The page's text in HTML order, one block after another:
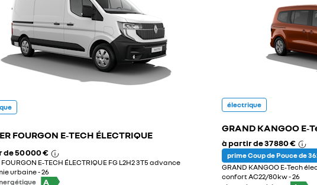
FOURGON E‑TECH ÉLECTRIQUE
de50 000 €
FOURGON E‑TECH ÉLECTRIQUE FG L2H2 3T5 advance
urbaine - 26
A
électrique
GRAND KANGOO
à partir de37 880 €
prime Coup de Pouce de 3
GRAND KANGOO E‑Tech
confort AC22/80kw - 26